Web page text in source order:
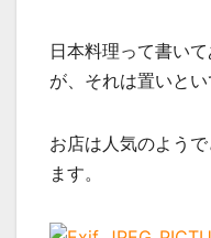
日本料理って書い
が、それは置いと
お店は人気のよう
ます。